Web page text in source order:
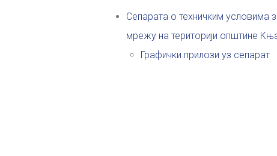
Сепарата о техничким условима
мрежу на територији општине
Графички прилози уз сепарат